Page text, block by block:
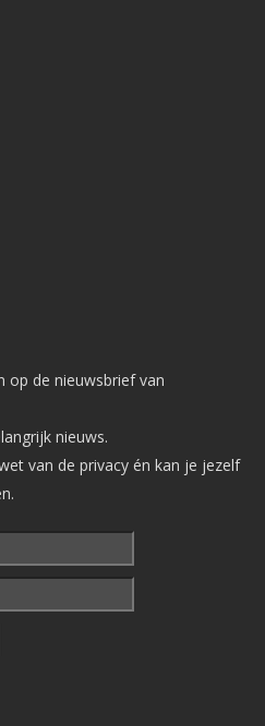
op de nieuwsbrief van
nieuws.
van de privacy én kan je jezelf